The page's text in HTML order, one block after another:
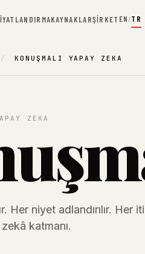
KAYNAKLARŞIRKET EN /TR
KONUŞMALI YAPAY ZEKA
ZEKA
Her niyet adlandırılır. Her
katmanı.